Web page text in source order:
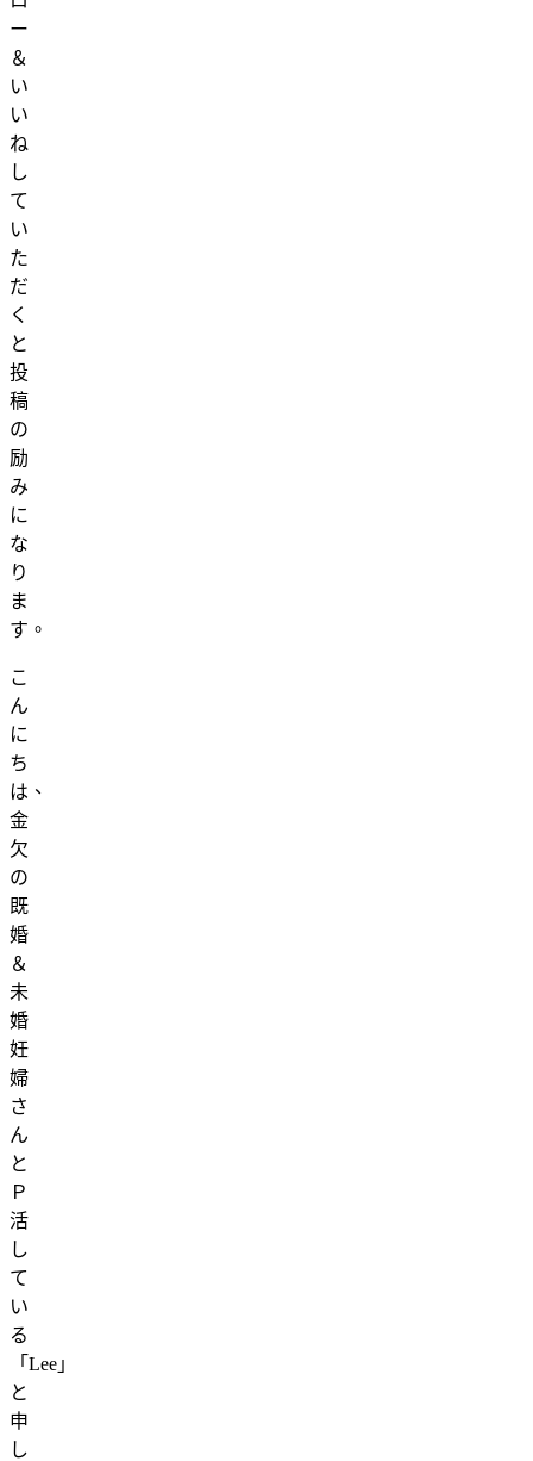
ー
＆
い
い
ね
し
て
い
た
だ
く
と
投
稿
の
励
み
に
な
り
ま
す。
こ
ん
に
ち
は、
金
欠
の
既
婚
＆
未
婚
妊
婦
さ
ん
と
Ｐ
活
し
て
い
る
「Lee」
と
申
し